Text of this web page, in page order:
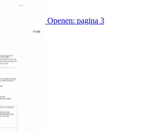
Openen: pagina 3